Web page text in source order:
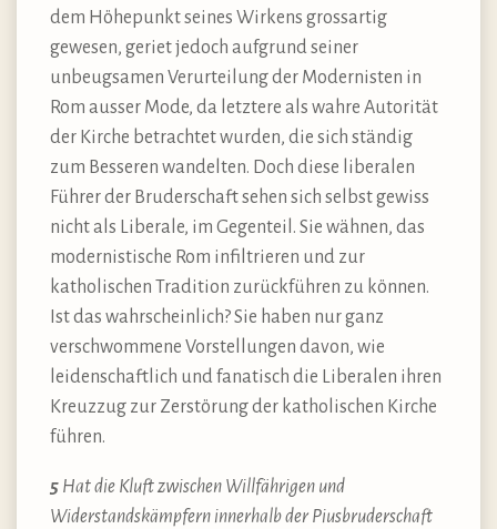
dem Höhepunkt seines Wirkens grossartig
gewesen, geriet jedoch aufgrund seiner
unbeugsamen Verurteilung der Modernisten in
Rom ausser Mode, da letztere als wahre Autorität
der Kirche betrachtet wurden, die sich ständig
zum Besseren wandelten. Doch diese liberalen
Führer der Bruderschaft sehen sich selbst gewiss
nicht als Liberale, im Gegenteil. Sie wähnen, das
modernistische Rom infiltrieren und zur
katholischen Tradition zurückführen zu können.
Ist das wahrscheinlich? Sie haben nur ganz
verschwommene Vorstellungen davon, wie
leidenschaftlich und fanatisch die Liberalen ihren
Kreuzzug zur Zerstörung der katholischen Kirche
führen.
5 Hat die Kluft zwischen Willfährigen und
Widerstandskämpfern innerhalb der Piusbruderschaft